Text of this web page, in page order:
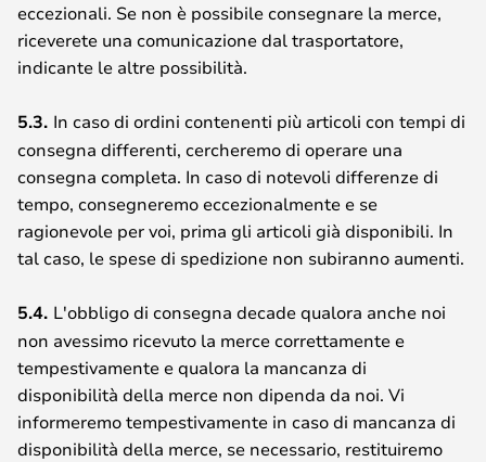
eccezionali. Se non è possibile consegnare la merce,
riceverete una comunicazione dal trasportatore,
indicante le altre possibilità.
5.3. In caso di ordini contenenti più articoli con tempi di
consegna differenti, cercheremo di operare una
consegna completa. In caso di notevoli differenze di
tempo, consegneremo eccezionalmente e se
ragionevole per voi, prima gli articoli già disponibili. In
tal caso, le spese di spedizione non subiranno aumenti.
5.4. L'obbligo di consegna decade qualora anche noi
non avessimo ricevuto la merce correttamente e
tempestivamente e qualora la mancanza di
disponibilità della merce non dipenda da noi. Vi
informeremo tempestivamente in caso di mancanza di
disponibilità della merce, se necessario, restituiremo